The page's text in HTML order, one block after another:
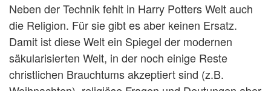
Neben der Technik fehlt in Harry Potters Welt auch
die Religion. Für sie gibt es aber keinen Ersatz.
Damit ist diese Welt ein Spiegel der modernen
säkularisierten Welt, in der noch einige Reste
christlichen Brauchtums akzeptiert sind (z.B.